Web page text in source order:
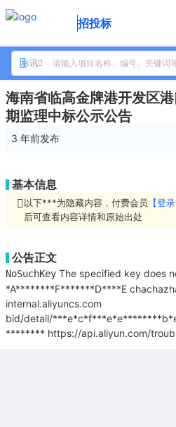
招投标
标讯
海南省临高金牌港开发区
期监理中标公示公告
3 年前发布
基本信息
以下***为隐藏内容，付费会员 【登录
后可查看内容详情和原始出处
公告正文
NoSuchKey The specified key does
*A********F*******D****E
internal.aliyuncs.com
bid/detail/
******** https://api.aliyun.com/